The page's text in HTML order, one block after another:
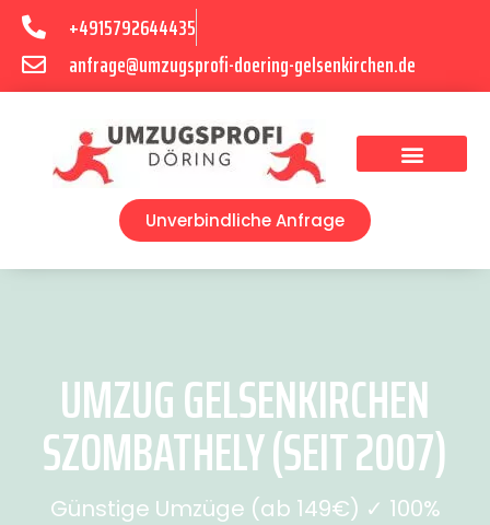
+4915792644435
anfrage@umzugsprofi-doering-gelsenkirchen.de
Unverbindliche Anfrage
UMZUG GELSENKIRCHEN
SZOMBATHELY (SEIT 2007)
Günstige Umzüge (ab 149€) ✓ 100%